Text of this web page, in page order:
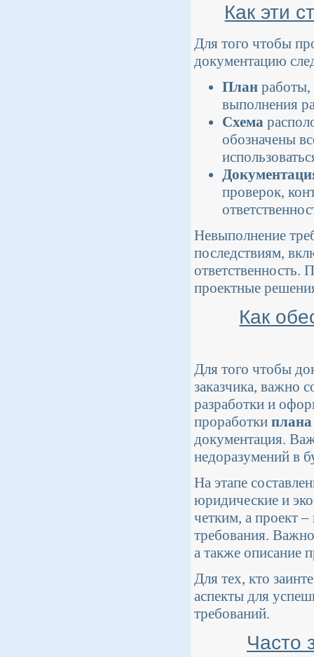
Как эти
Для того чтобы
документацию
План работы,
выполнения
Схема
обозначены
проверок,
Невыполнение
последствиям,
ответственность.
проектные
Как
Для того чтобы
заказчика, важно
разработки и
проработки плана
документация.
недоразумений в
На этапе
юридические и
четким, а проект
требования.
а также описание
Для тех, кто
аспекты для
требований.
Часто